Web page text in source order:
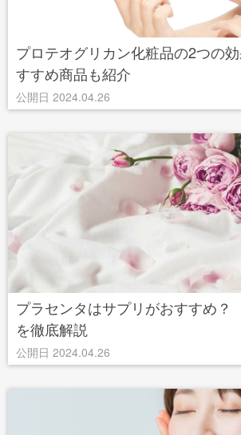
プロテオグリカン化粧品の2つの
すすめ商品も紹介
公開日 2024.04.26
プラセンタはサプリがおすすめ
を徹底解説
公開日 2024.04.26